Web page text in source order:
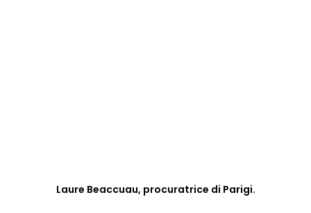
Laure Beaccuau, procuratrice di Parigi.